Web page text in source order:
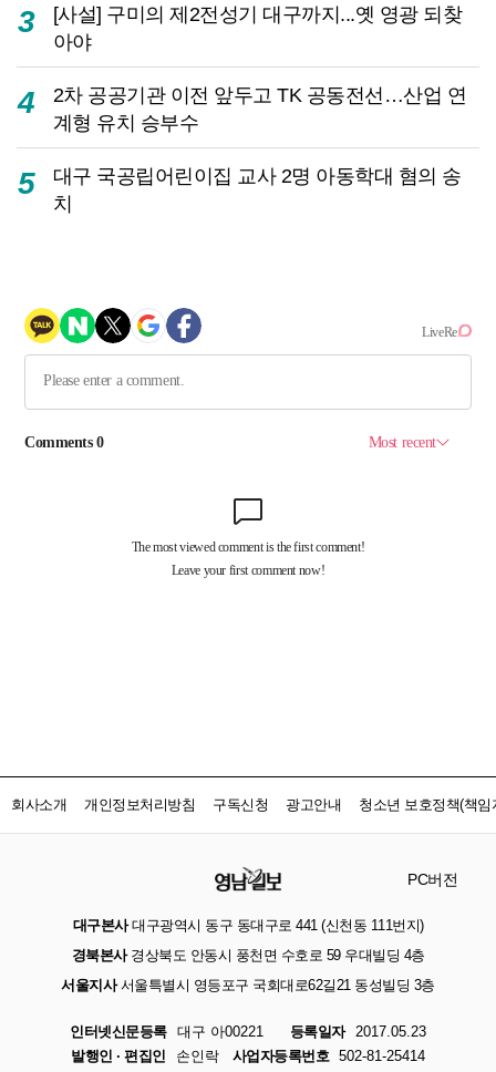
3
[사설] 구미의 제2전성기 대구까지...옛 영광 되찾
아야
4
2차 공공기관 이전 앞두고 TK 공동전선…산업 연
계형 유치 승부수
5
대구 국공립어린이집 교사 2명 아동학대 혐의 송
치
회사소개 개인정보처리방침 구독신청 광고안내 청소년 보호정책(책임
PC버전
대구본사대구광역시 동구 동대구로 441 (신천동 111번지)
경북본사경상북도 안동시 풍천면 수호로 59 우대빌딩 4층
서울지사서울특별시 영등포구 국회대로62길21 동성빌딩 3층
인터넷신문등록 대구 아00221 등록일자
2017.05.23
발행인 · 편집인
손인락 사업자등록번호 502-81-25414